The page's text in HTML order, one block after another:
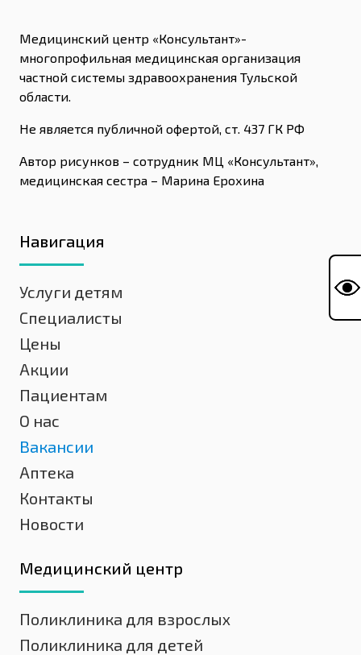
Медицинский центр «Консультант»-
многопрофильная медицинская организация
частной системы здравоохранения Тульской
области.
Не является публичной офертой, ст. 437 ГК РФ
Автор рисунков – сотрудник МЦ «Консультант»,
медицинская сестра – Марина Ерохина
Навигация
Услуги детям
Специалисты
Цены
Акции
Пациентам
О нас
Вакансии
Аптека
Контакты
Новости
Медицинский центр
Поликлиника для взрослых
Поликлиника для детей